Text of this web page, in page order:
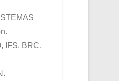
IFS, BRC,